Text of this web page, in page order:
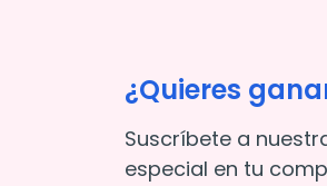
¿Quieres
Suscríbete a
especial en tu